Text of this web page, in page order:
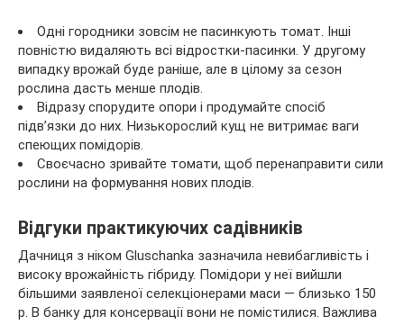
Одні городники зовсім не пасинкують томат. Інші
повністю видаляють всі відростки-пасинки. У другому
випадку врожай буде раніше, але в цілому за сезон
рослина дасть менше плодів.
Відразу спорудите опори і продумайте спосіб
підв’язки до них. Низькорослий кущ не витримає ваги
спеющих помідорів.
Своєчасно зривайте томати, щоб перенаправити сили
рослини на формування нових плодів.
Відгуки практикуючих садівників
Дачниця з ніком Gluschanka зазначила невибагливість і
високу врожайність гібриду. Помідори у неї вийшли
більшими заявленої селекціонерами маси — близько 150
р. В банку для консервації вони не помістилися. Важлива